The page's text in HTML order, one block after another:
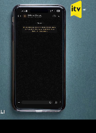
olduğunu